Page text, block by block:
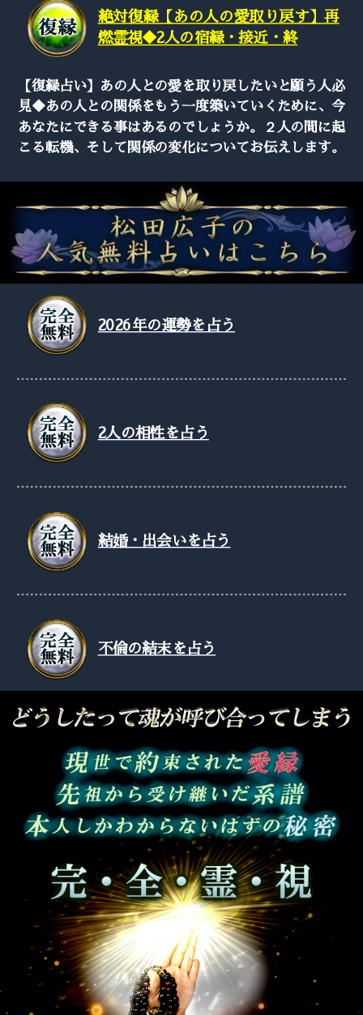
絶対復縁【あの人の愛取り戻す】再
燃霊視◆2人の宿縁・接近・終
【復縁占い】あの人との愛を取り戻したいと願う人必
見◆あの人との関係をもう一度築いていくために、今
あなたにできる事はあるのでしょうか。２人の間に起
こる転機、そして関係の変化についてお伝えします。
2026年の運勢を占う
2人の相性を占う
結婚・出会いを占う
不倫の結末を占う